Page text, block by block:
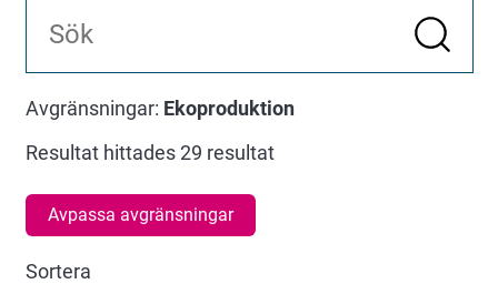
Avgränsningar: Ekoproduktion
Resultat hittades 29 resultat
Avpassa avgränsningar
Sortera